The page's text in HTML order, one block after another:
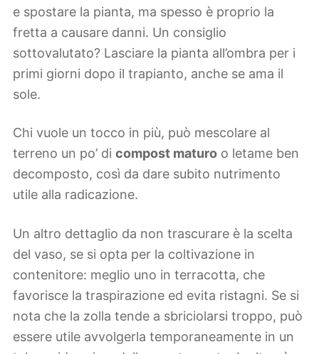
e spostare la pianta, ma spesso è proprio la
fretta a causare danni. Un consiglio
sottovalutato? Lasciare la pianta all’ombra per i
primi giorni dopo il trapianto, anche se ama il
sole.
Chi vuole un tocco in più, può mescolare al
terreno un po’ di compost maturo o letame ben
decomposto, così da dare subito nutrimento
utile alla radicazione.
Un altro dettaglio da non trascurare è la scelta
del vaso, se si opta per la coltivazione in
contenitore: meglio uno in terracotta, che
favorisce la traspirazione ed evita ristagni. Se si
nota che la zolla tende a sbriciolarsi troppo, può
essere utile avvolgerla temporaneamente in un